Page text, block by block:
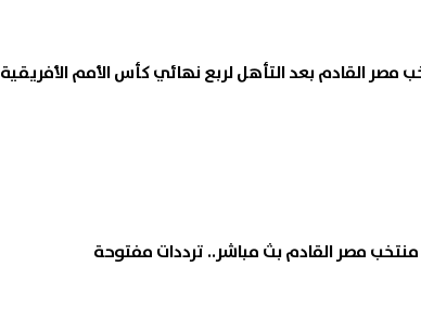
القادم بعد التأهل لربع نهائي كأس الأمم الأفريقية
مصر القادم بث مباشر.. ترددات مفتوحة